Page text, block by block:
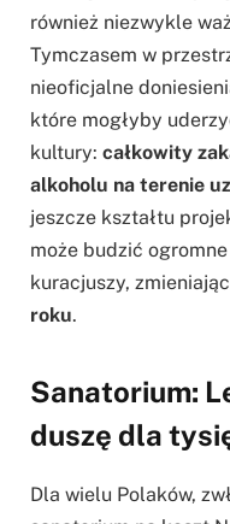
również niezwykle
Tymczasem w
nieoficjalne
które mogłyby
kultury: całkowity
alkoholu na terenie
jeszcze kształtu
może budzić
kuracjuszy,
roku.
Sanatorium:
duszę dla
Dla wielu Polaków,